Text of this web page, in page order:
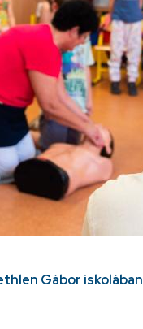
Gábor iskolában